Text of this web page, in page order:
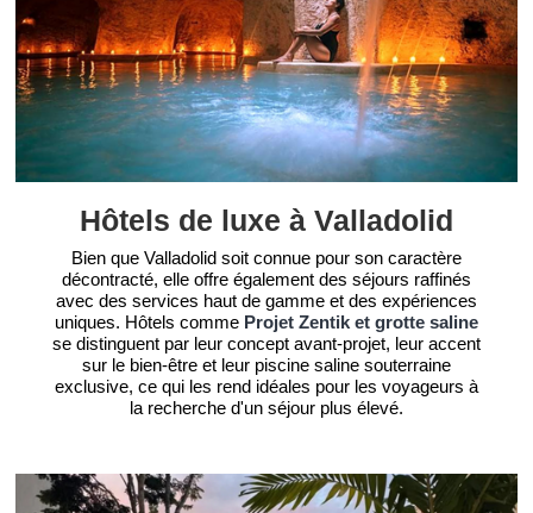
Hôtels de luxe à Valladolid
Bien que Valladolid soit connue pour son caractère
décontracté, elle offre également des séjours raffinés
avec des services haut de gamme et des expériences
uniques. Hôtels comme Projet Zentik et grotte saline
se distinguent par leur concept avant-projet, leur accent
sur le bien-être et leur piscine saline souterraine
exclusive, ce qui les rend idéales pour les voyageurs à
la recherche d'un séjour plus élevé.